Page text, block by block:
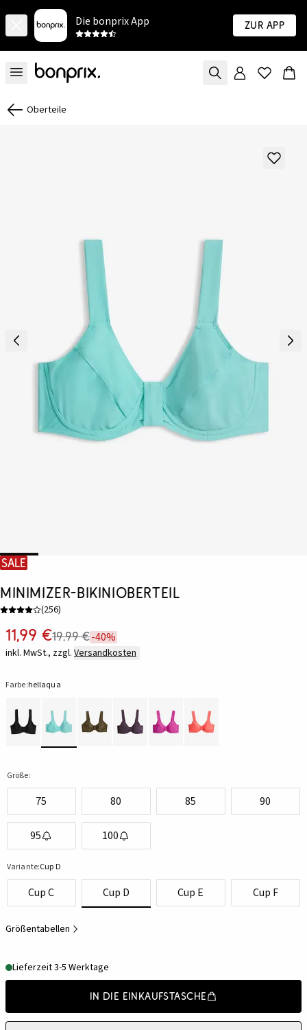
Die bonprix App Zur App
Oberteile
SALE
Minimizer-Bikinioberteil
(256)
11,99 €19,99 €-40%
inkl. MwSt., zzgl. Versandkosten
Farbe:hellaqua
Größe:
75 80 85 90
95 100
Variante:Cup D
Cup C Cup D Cup E Cup F
Größentabellen
Lieferzeit 3-5 Werktage
In die Einkaufstasche